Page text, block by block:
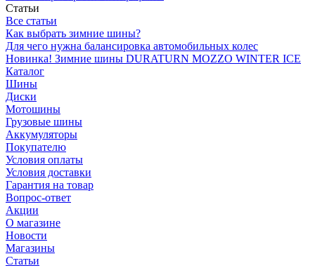
Статьи
Все статьи
Как выбрать зимние шины?
Для чего нужна балансировка автомобильных колес
Новинка! Зимние шины DURATURN MOZZO WINTER ICE
Каталог
Шины
Диски
Мотошины
Грузовые шины
Аккумуляторы
Покупателю
Условия оплаты
Условия доставки
Гарантия на товар
Вопрос-ответ
Акции
О магазине
Новости
Магазины
Статьи